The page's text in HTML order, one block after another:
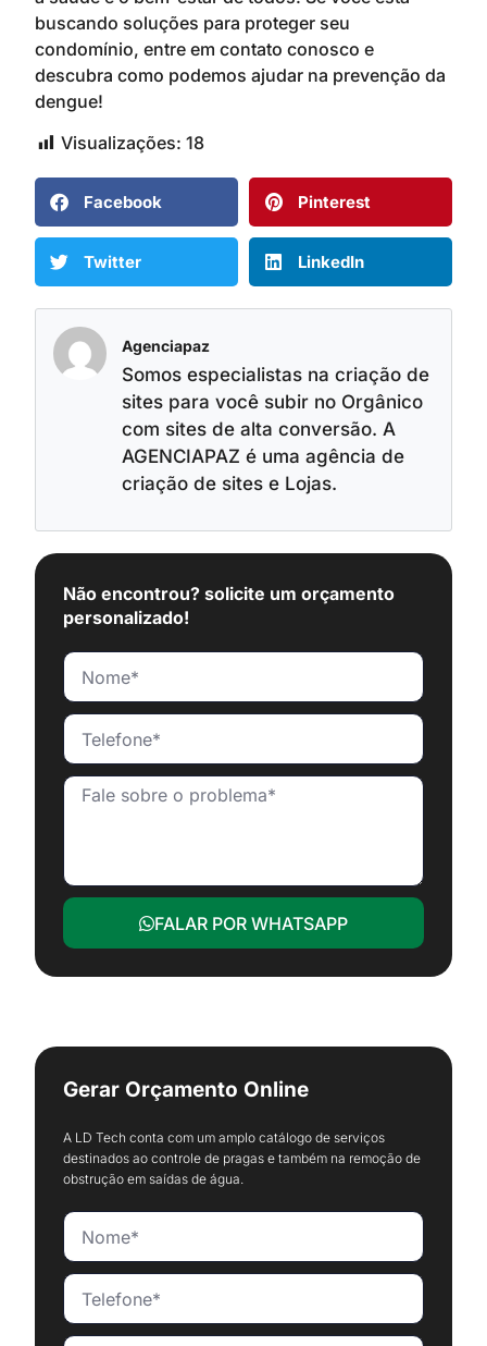
buscando soluções para proteger seu
condomínio, entre em contato conosco e
descubra como podemos ajudar na prevenção da
dengue!
Visualizações: 18
Facebook Pinterest
Twitter LinkedIn
Agenciapaz
Somos especialistas na criação de
sites para você subir no Orgânico
com sites de alta conversão. A
AGENCIAPAZ é uma agência de
criação de sites e Lojas.
Não encontrou? solicite um orçamento
personalizado!
FALAR POR WHATSAPP
Gerar Orçamento Online
A LD Tech conta com um amplo catálogo de serviços
destinados ao controle de pragas e também na remoção de
obstrução em saídas de água.